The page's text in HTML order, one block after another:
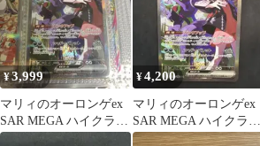
¥3,999
マリィのオーロンゲex
SAR MEGA ハイクラス
パック MEGAドリーム
¥4,200
マリィのオーロンゲex
SAR MEGA ハイクラス
パック MEGAドリーム